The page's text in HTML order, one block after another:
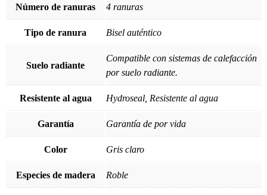
Número de ranuras 4 ranuras
Tipo de ranura Bisel auténtico
Suelo radiante
Compatible con sistemas de calefacción
por suelo radiante.
Resistente al agua Hydroseal, Resistente al agua
Garantía Garantía de por vida
Color Gris claro
Especies de madera Roble